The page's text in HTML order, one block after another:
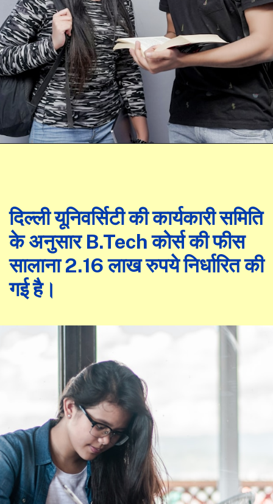
दिल्ली यूनिवर्सिटी की कार्यकारी समिति
के अनुसार B.Tech कोर्स की फीस
सालाना 2.16 लाख रुपये निर्धारित की